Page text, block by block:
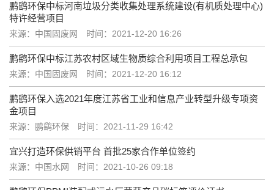
鹏鹞环保中标河南垃圾分类收集处理系统建设(有机质处理中心)
特许经营项目
来源：中国固废网 时间：2021-12-20 16:26
鹏鹞环保中标江苏农村区域生物质综合利用项目工程总承包
来源：中国固废网 时间：2021-12-20 16:12
鹏鹞环保入选2021年度江苏省工业和信息产业转型升级专项资
金项目
来源：鹏鹞环保 时间：2021-11-29 16:42
宜兴打造环保供销平台 首批25家合作单位签约
来源：中国水网 时间：2021-10-26 09:18